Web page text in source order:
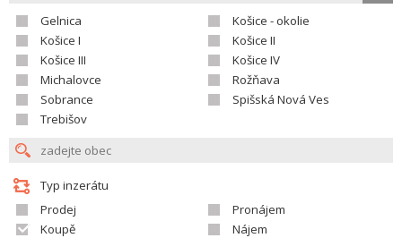
Gelnica
Košice - okolie
Košice I
Košice II
Košice III
Košice IV
Michalovce
Rožňava
Sobrance
Spišská Nová Ves
Trebišov
Typ inzerátu
Prodej
Pronájem
Koupě
Nájem